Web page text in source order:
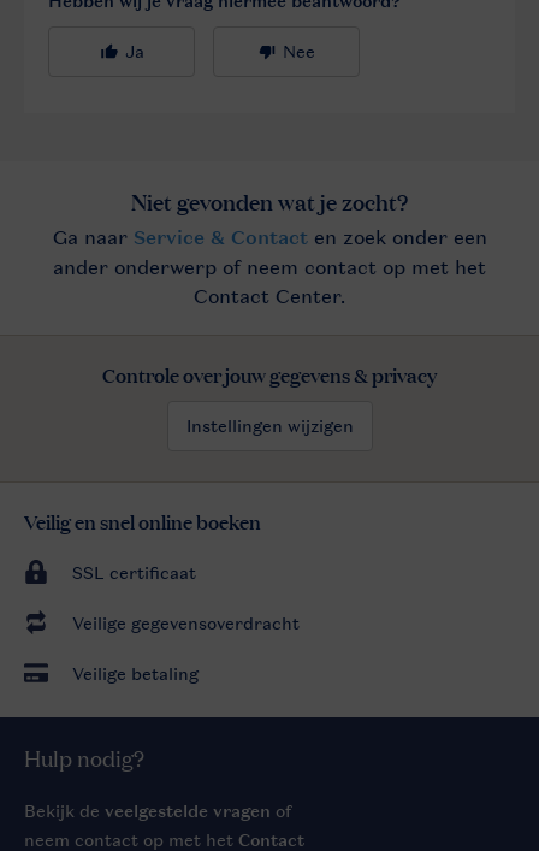
Controle over jouw gegevens & privacy
Instellingen wijzigen
Veilig en snel online boeken
SSL certificaat
Veilige gegevensoverdracht
Veilige betaling
Hulp nodig?
Bekijk de veelgestelde vragen of
neem contact op met het Contact